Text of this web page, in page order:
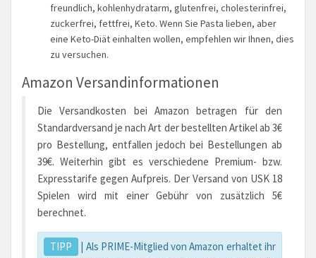
freundlich, kohlenhydratarm, glutenfrei, cholesterinfrei,
zuckerfrei, fettfrei, Keto. Wenn Sie Pasta lieben, aber
eine Keto-Diät einhalten wollen, empfehlen wir Ihnen, dies
zu versuchen.
Amazon Versandinformationen
Die Versandkosten bei Amazon betragen für den
Standardversand je nach Art der bestellten Artikel ab 3€
pro Bestellung, entfallen jedoch bei Bestellungen ab
39€. Weiterhin gibt es verschiedene Premium- bzw.
Expresstarife gegen Aufpreis. Der Versand von USK 18
Spielen wird mit einer Gebühr von zusätzlich 5€
berechnet.
TIPP
| Als PRIME-Mitglied von Amazon erhaltet ihr